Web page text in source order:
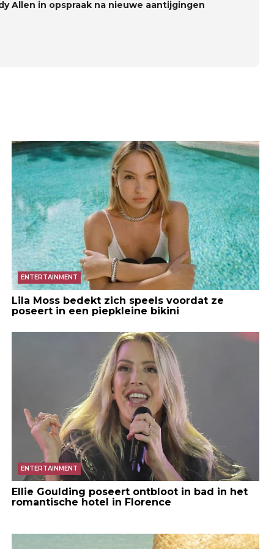
Allen in opspraak na nieuwe aantijgingen
ENTERTAINMENT
Lila Moss bedekt zich speels voordat ze
poseert in een piepkleine bikini
ENTERTAINMENT
Ellie Goulding poseert ontbloot in bad in het
romantische hotel in Florence